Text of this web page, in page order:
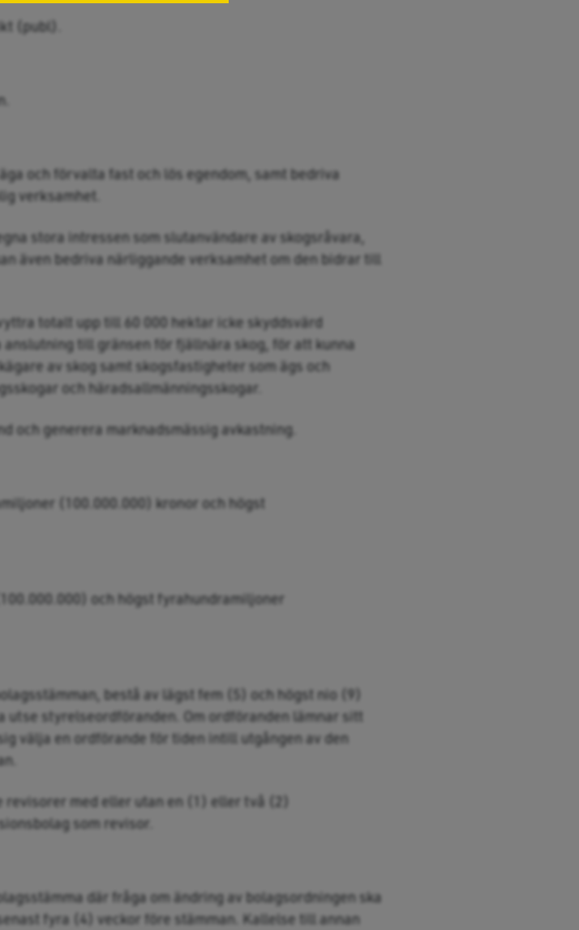
(publ).
och förvalta fast och lös egendom, samt bedriva
verksamhet.
stora intressen som slutanvändare av skogsråvara,
även bedriva närliggande verksamhet om den bidrar till
totalt upp till 60 000 hektar icke skyddsvärd
till gränsen för fjällnära skog, för att kunna
av skog samt skogsfastigheter som ägs och
och häradsallmänningsskogar.
och generera marknadsmässig avkastning.
(100.000.000) kronor och högst
och högst fyrahundramiljoner
bestå av lägst fem (5) och högst nio (9)
utse styrelseordföranden. Om ordföranden lämnar sitt
välja en ordförande för tiden intill utgången av den
med eller utan en (1) eller två (2)
som revisor.
där fråga om ändring av bolagsordningen ska
fyra (4) veckor före stämman. Kallelse till annan